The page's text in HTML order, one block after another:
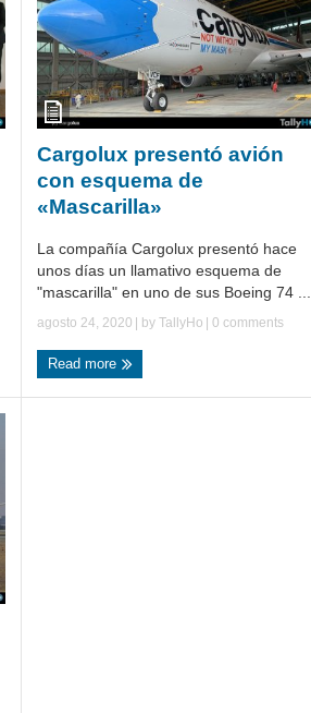
Cargolux presentó avión
con esquema de
«Mascarilla»
La compañía Cargolux presentó hace
unos días un llamativo esquema de
"mascarilla" en uno de sus Boeing 74 ...
agosto 24, 2020 | by TallyHo 0 comments
Read more